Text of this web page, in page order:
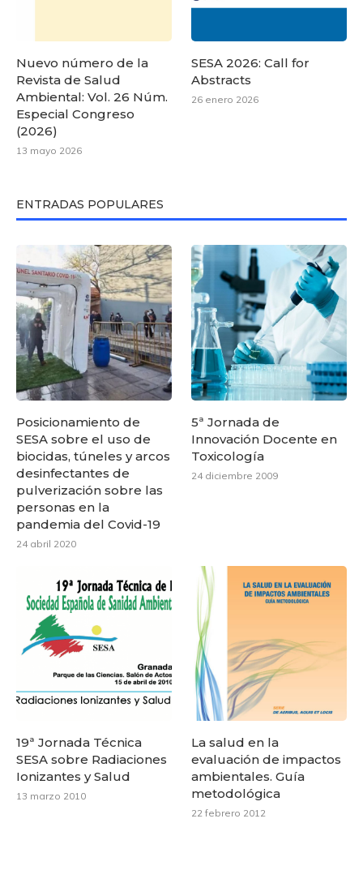
Nuevo número de la
Revista de Salud
Ambiental: Vol. 26 Núm.
Especial Congreso
(2026)
13 mayo 2026
SESA 2026: Call for
Abstracts
26 enero 2026
ENTRADAS POPULARES
Posicionamiento de
SESA sobre el uso de
biocidas, túneles y arcos
desinfectantes de
pulverización sobre las
personas en la
pandemia del Covid-19
24 abril 2020
5ª Jornada de
Innovación Docente en
Toxicología
24 diciembre 2009
19ª Jornada Técnica
SESA sobre Radiaciones
Ionizantes y Salud
13 marzo 2010
La salud en la
evaluación de impactos
ambientales. Guía
metodológica
22 febrero 2012